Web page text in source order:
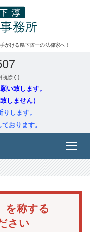
がける県下随一の法律家へ！
祝除く)
い致します。
しません）
します。
おります。
を称する
さい